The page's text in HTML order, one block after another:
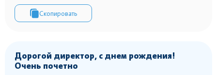
Скопировать
Дорогой директор, с днем рождения!
Очень почетно